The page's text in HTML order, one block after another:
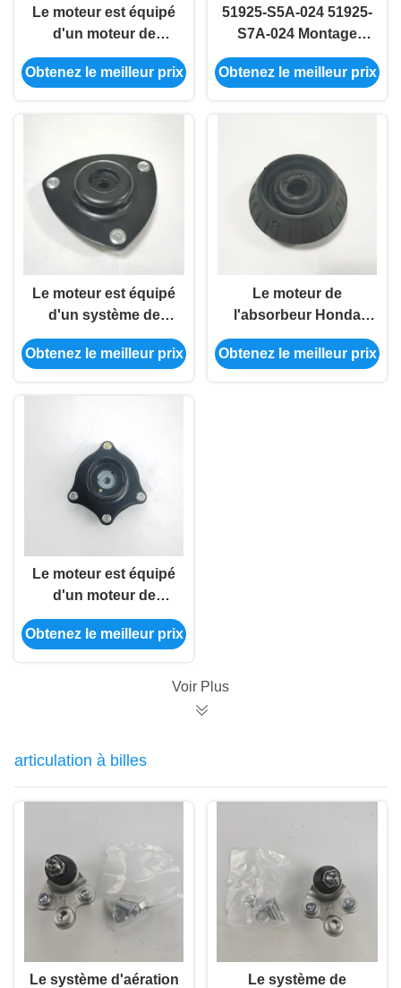
Le moteur est équipé
d'un moteur de
commande à
commande
automatique.
Obtenez le meilleur prix
51925-S5A-024 51925-
S7A-024 Montage
d'absorbeur de LH de
remplacement pour
Obtenez le meilleur prix
Le moteur est équipé
d'un système de
détection de l'air.
Obtenez le meilleur prix
Le moteur de
l'absorbeur Honda
HRV en caoutchouc
51920-TG0-T01 51920-
Obtenez le meilleur prix
Le moteur est équipé
d'un moteur de
commande à
commande
Obtenez le meilleur prix
Voir Plus
articulation à billes
Le système d'aération
Le système de